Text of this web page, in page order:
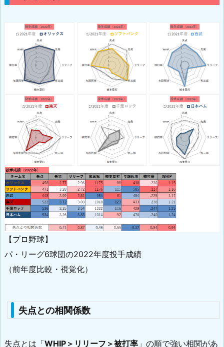
【プロ野球】
パ・リーグ6球団の2022年度投手成績
（前年度比較・視覚化）
失点との相関係数
失点とは「WHIP ＞ リリーフ ＞被打率 」の順で強い相関があ